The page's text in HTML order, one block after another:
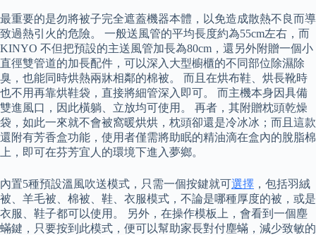
最重要的是勿將被子完全遮蓋機器本體，以免造成散熱不良而導
致過熱引火的危險。 一般送風管的平均長度約為55cm左右，而
KINYO 不但把預設的主送風管加長為80cm，還另外附贈一個小
直徑雙管道的加長配件，可以深入大型櫥櫃的不同部位除濕除
臭，也能同時烘熱兩牀相鄰的棉被。 而且在烘布鞋、烘長靴時
也不用再靠烘鞋袋，直接將細管深入即可。 而主機本身因具備
雙進風口，因此橫躺、立放均可使用。 再者，其附贈枕頭乾燥
袋，如此一來就不會被窩暖烘烘，枕頭卻還是冷冰冰；而且這款
還附有芳香盒功能，使用者僅需將助眠的精油滴在盒內的脫脂棉
上，即可在芬芳宜人的環境下進入夢鄉。
內置5種預設溫風吹送模式，只需一個按鍵就可選擇 ，包括羽絨
被、羊毛被、棉被、鞋、衣服模式，不論是哪種厚度的被，或是
衣服、鞋子都可以使用。 另外，在操作模板上，會看到一個塵
蟎鍵，只要按到此模式，便可以幫助家長對付塵蟎，減少致敏的